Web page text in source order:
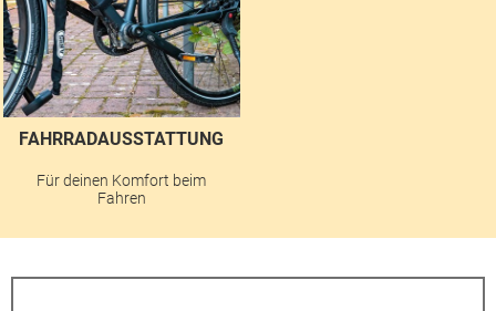
FAHRRADAUSSTATTUNG
Für deinen Komfort beim
Fahren